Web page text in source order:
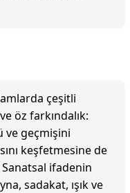
çeşitli
öz farkındalık:
ve geçmişini
keşfetmesine de
Sanatsal ifadenin
sadakat, ışık ve